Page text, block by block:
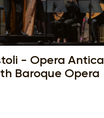
- Opera Antica
Baroque Opera